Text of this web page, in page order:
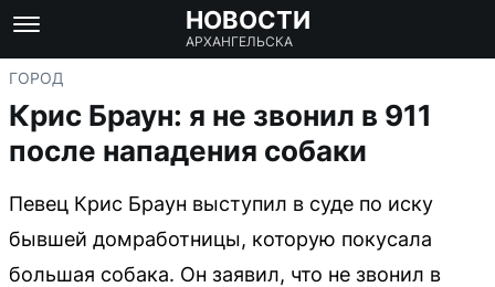
НОВОСТИ
АРХАНГЕЛЬСКА
ГОРОД
Крис Браун: я не звонил в 911
после нападения собаки
Певец Крис Браун выступил в суде по иску
бывшей домработницы, которую покусала
большая собака. Он заявил, что не звонил в